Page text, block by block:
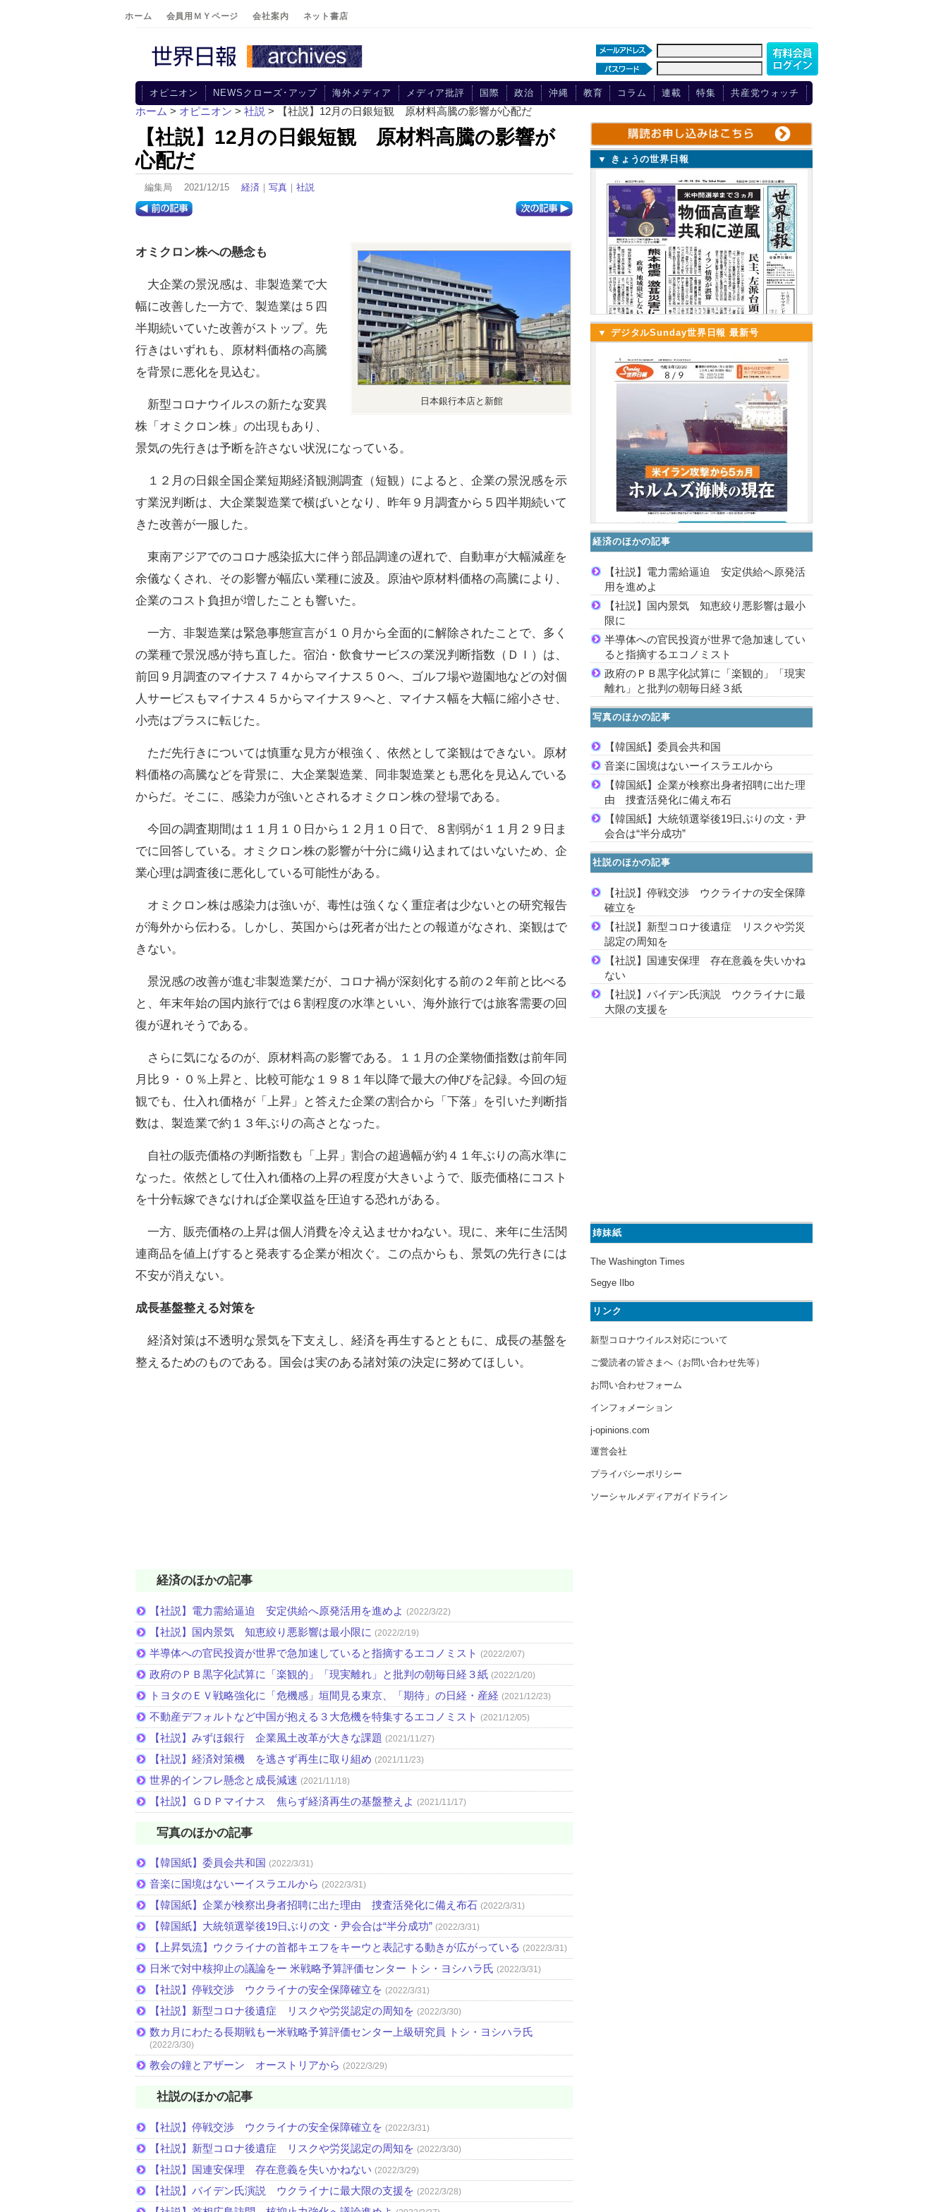
ホーム 会員用ＭＹページ 会社案内 ネット書店
オピニオン NEWSクローズ･アップ 海外メディア メディア批評 国際 政治 沖縄 教育 コラム 連載 特集 共産党ウォッチ
ホーム > オピニオン > 社説 > 【社説】12月の日銀短観 原材料高騰の影響が心配だ
【社説】12月の日銀短観 原材料高騰の影響が
心配だ
編集局 2021/12/15 経済 ｜ 写真 ｜ 社説
日本銀行本店と新館
オミクロン株への懸念も
大企業の景況感は、非製造業で大
幅に改善した一方で、製造業は５四
半期続いていた改善がストップ。先
行きはいずれも、原材料価格の高騰
を背景に悪化を見込む。
新型コロナウイルスの新たな変異
株「オミクロン株」の出現もあり、
景気の先行きは予断を許さない状況になっている。
１２月の日銀全国企業短期経済観測調査（短観）によると、企業の景況感を示
す業況判断は、大企業製造業で横ばいとなり、昨年９月調査から５四半期続いて
きた改善が一服した。
東南アジアでのコロナ感染拡大に伴う部品調達の遅れで、自動車が大幅減産を
余儀なくされ、その影響が幅広い業種に波及。原油や原材料価格の高騰により、
企業のコスト負担が増したことも響いた。
一方、非製造業は緊急事態宣言が１０月から全面的に解除されたことで、多く
の業種で景況感が持ち直した。宿泊・飲食サービスの業況判断指数（ＤＩ）は、
前回９月調査のマイナス７４からマイナス５０へ、ゴルフ場や遊園地などの対個
人サービスもマイナス４５からマイナス９へと、マイナス幅を大幅に縮小させ、
小売はプラスに転じた。
ただ先行きについては慎重な見方が根強く、依然として楽観はできない。原材
料価格の高騰などを背景に、大企業製造業、同非製造業とも悪化を見込んでいる
からだ。そこに、感染力が強いとされるオミクロン株の登場である。
今回の調査期間は１１月１０日から１２月１０日で、８割弱が１１月２９日ま
でに回答している。オミクロン株の影響が十分に織り込まれてはいないため、企
業心理は調査後に悪化している可能性がある。
オミクロン株は感染力は強いが、毒性は強くなく重症者は少ないとの研究報告
が海外から伝わる。しかし、英国からは死者が出たとの報道がなされ、楽観はで
きない。
景況感の改善が進む非製造業だが、コロナ禍が深刻化する前の２年前と比べる
と、年末年始の国内旅行では６割程度の水準といい、海外旅行では旅客需要の回
復が遅れそうである。
さらに気になるのが、原材料高の影響である。１１月の企業物価指数は前年同
月比９・０％上昇と、比較可能な１９８１年以降で最大の伸びを記録。今回の短
観でも、仕入れ価格が「上昇」と答えた企業の割合から「下落」を引いた判断指
数は、製造業で約１３年ぶりの高さとなった。
自社の販売価格の判断指数も「上昇」割合の超過幅が約４１年ぶりの高水準に
なった。依然として仕入れ価格の上昇の程度が大きいようで、販売価格にコスト
を十分転嫁できなければ企業収益を圧迫する恐れがある。
一方、販売価格の上昇は個人消費を冷え込ませかねない。現に、来年に生活関
連商品を値上げすると発表する企業が相次ぐ。この点からも、景気の先行きには
不安が消えない。
成長基盤整える対策を
経済対策は不透明な景気を下支えし、経済を再生するとともに、成長の基盤を
整えるためのものである。国会は実のある諸対策の決定に努めてほしい。
経済のほかの記事
【社説】電力需給逼迫 安定供給へ原発活用を進めよ (2022/3/22)
【社説】国内景気 知恵絞り悪影響は最小限に (2022/2/19)
半導体への官民投資が世界で急加速していると指摘するエコノミスト (2022/2/07)
政府のＰＢ黒字化試算に「楽観的」「現実離れ」と批判の朝毎日経３紙 (2022/1/20)
トヨタのＥＶ戦略強化に「危機感」垣間見る東京、「期待」の日経・産経 (2021/12/23)
不動産デフォルトなど中国が抱える３大危機を特集するエコノミスト (2021/12/05)
【社説】みずほ銀行 企業風土改革が大きな課題 (2021/11/27)
【社説】経済対策機 を逃さず再生に取り組め (2021/11/23)
世界的インフレ懸念と成長減速 (2021/11/18)
【社説】ＧＤＰマイナス 焦らず経済再生の基盤整えよ (2021/11/17)
写真のほかの記事
【韓国紙】委員会共和国 (2022/3/31)
音楽に国境はないーイスラエルから (2022/3/31)
【韓国紙】企業が検察出身者招聘に出た理由 捜査活発化に備え布石 (2022/3/31)
【韓国紙】大統領選挙後19日ぶりの文・尹会合は“半分成功” (2022/3/31)
【上昇気流】ウクライナの首都キエフをキーウと表記する動きが広がっている (2022/3/31)
日米で対中核抑止の議論をー 米戦略予算評価センター トシ・ヨシハラ氏 (2022/3/31)
【社説】停戦交渉 ウクライナの安全保障確立を (2022/3/31)
【社説】新型コロナ後遺症 リスクや労災認定の周知を (2022/3/30)
数カ月にわたる長期戦もー米戦略予算評価センター上級研究員 トシ・ヨシハラ氏
(2022/3/30)
教会の鐘とアザーン オーストリアから (2022/3/29)
社説のほかの記事
【社説】停戦交渉 ウクライナの安全保障確立を (2022/3/31)
【社説】新型コロナ後遺症 リスクや労災認定の周知を (2022/3/30)
【社説】国連安保理 存在意義を失いかねない (2022/3/29)
【社説】バイデン氏演説 ウクライナに最大限の支援を (2022/3/28)
▼ きょうの世界日報
▼ デジタルSunday世界日報 最新号
経済のほかの記事
【社説】電力需給逼迫 安定供給へ原発活
用を進めよ
【社説】国内景気 知恵絞り悪影響は最小
限に
半導体への官民投資が世界で急加速してい
ると指摘するエコノミスト
政府のＰＢ黒字化試算に「楽観的」「現実
離れ」と批判の朝毎日経３紙
写真のほかの記事
【韓国紙】委員会共和国
音楽に国境はないーイスラエルから
【韓国紙】企業が検察出身者招聘に出た理
由 捜査活発化に備え布石
【韓国紙】大統領選挙後19日ぶりの文・尹
会合は“半分成功”
社説のほかの記事
【社説】停戦交渉 ウクライナの安全保障
確立を
【社説】新型コロナ後遺症 リスクや労災
認定の周知を
【社説】国連安保理 存在意義を失いかね
ない
【社説】バイデン氏演説 ウクライナに最
大限の支援を
姉妹紙
The Washington Times
Segye Ilbo
リンク
新型コロナウイルス対応について
ご愛読者の皆さまへ（お問い合わせ先等）
お問い合わせフォーム
インフォメーション
j-opinions.com
運営会社
プライバシーポリシー
ソーシャルメディアガイドライン